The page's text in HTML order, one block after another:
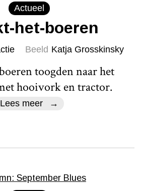
Actueel
het-boeren
Beeld Katja Grosskinsky
toogden naar het
hooivork en tractor.
Lees meer